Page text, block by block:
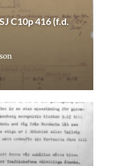
C10p 416 (f.d.